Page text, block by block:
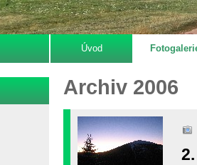
Úvod
Archiv 2006